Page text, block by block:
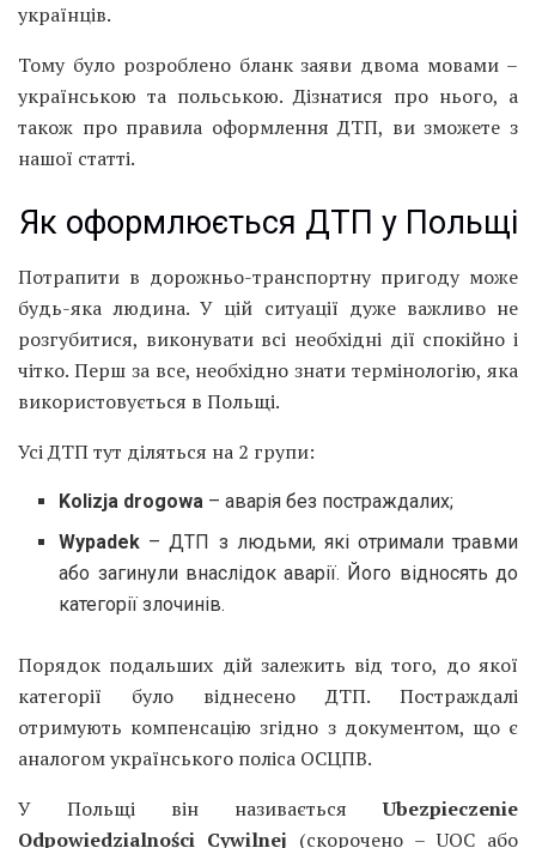
українців.
Тому було розроблено бланк заяви двома мовами –
українською та польською. Дізнатися про нього, а
також про правила оформлення ДТП, ви зможете з
нашої статті.
Як оформлюється ДТП у Польщі
Потрапити в дорожньо-транспортну пригоду може
будь-яка людина. У цій ситуації дуже важливо не
розгубитися, виконувати всі необхідні дії спокійно і
чітко. Перш за все, необхідно знати термінологію, яка
використовується в Польщі.
Усі ДТП тут діляться на 2 групи:
Kolizja drogowa – аварія без постраждалих;
Wypadek – ДТП з людьми, які отримали травми
або загинули внаслідок аварії. Його відносять до
категорії злочинів.
Порядок подальших дій залежить від того, до якої
категорії було віднесено ДТП. Постраждалі
отримують компенсацію згідно з документом, що є
аналогом українського поліса ОСЦПВ.
У Польщі він називаєтьсяUbezpieczenie
Odpowiedzialności Cywilnej (скорочено – UOC або